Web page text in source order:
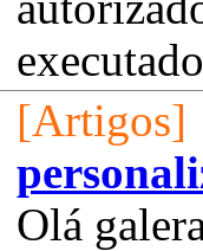
[Artigos]
Olá